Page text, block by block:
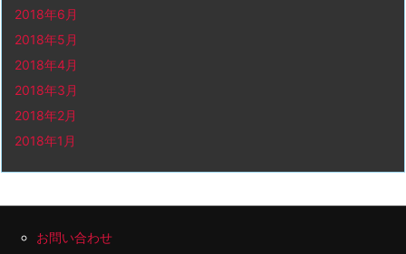
2018年6月
2018年5月
2018年4月
2018年3月
2018年2月
2018年1月
お問い合わせ